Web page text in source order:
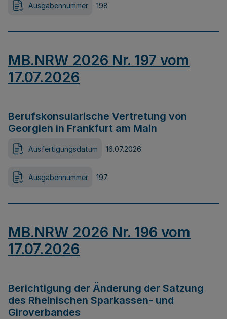
Ausgabennummer 198
MB.NRW 2026 Nr. 197 vom
17.07.2026
Berufskonsularische Vertretung von
Georgien in Frankfurt am Main
Ausfertigungsdatum 16.07.2026
Ausgabennummer 197
MB.NRW 2026 Nr. 196 vom
17.07.2026
Berichtigung der Änderung der Satzung
des Rheinischen Sparkassen- und
Giroverbandes